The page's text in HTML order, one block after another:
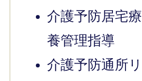
介護予防居宅療
養管理指導
介護予防通所リ